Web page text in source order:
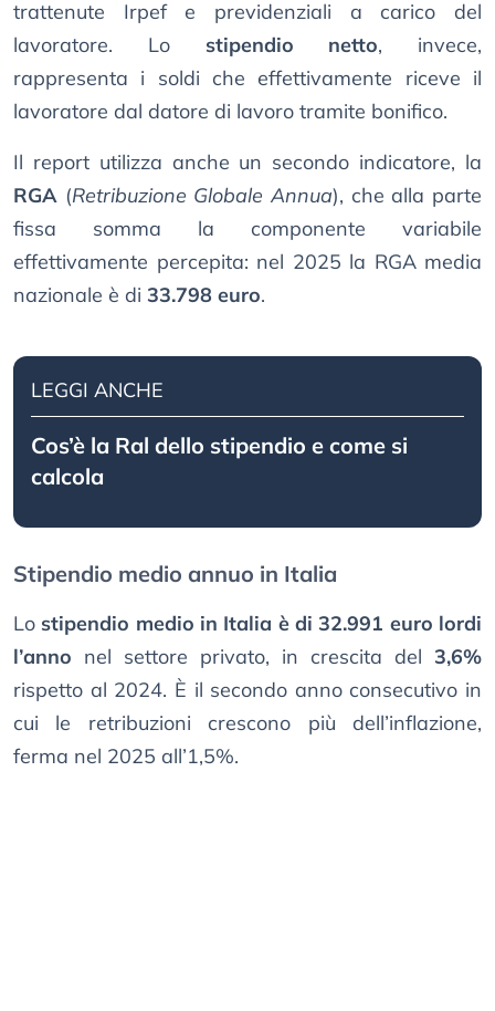
trattenute Irpef e previdenziali a carico del
lavoratore. Lo stipendio netto, invece,
rappresenta i soldi che effettivamente riceve il
lavoratore dal datore di lavoro tramite bonifico.
Il report utilizza anche un secondo indicatore, la
RGA (Retribuzione Globale Annua), che alla parte
fissa somma la componente variabile
effettivamente percepita: nel 2025 la RGA media
nazionale è di 33.798 euro.
LEGGI ANCHE
Cos’è la Ral dello stipendio e come si
calcola
Stipendio medio annuo in Italia
Lo stipendio medio in Italia è di 32.991 euro lordi
l’anno nel settore privato, in crescita del 3,6%
rispetto al 2024. È il secondo anno consecutivo in
cui le retribuzioni crescono più dell’inflazione,
ferma nel 2025 all’1,5%.